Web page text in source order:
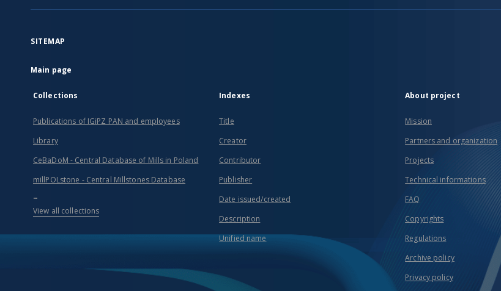
SITEMAP
Main page
Collections
Publications of IGiPZ PAN and employees
Library
CeBaDoM - Central Database of Mills in Poland
millPOLstone - Central Millstones Database
...
View all collections
Indexes
Title
Creator
Contributor
Publisher
Date issued/created
Description
Unified name
About project
Mission
Partners and organization
Projects
Technical informations
FAQ
Copyrights
Regulations
Archive policy
Privacy policy